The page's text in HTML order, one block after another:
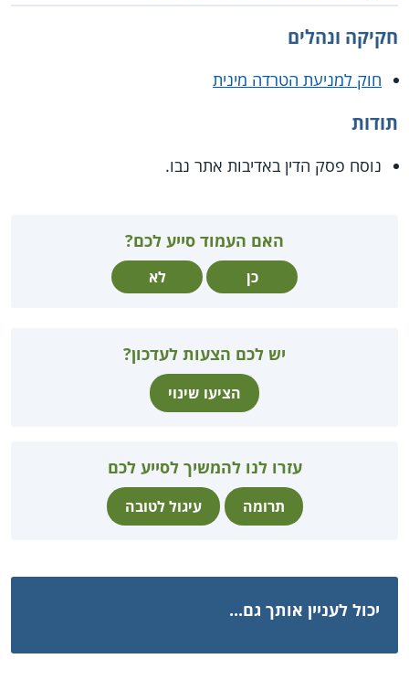
חקיקה ונהלים
חוק למניעת הטרדה מינית
תודות
נוסח פסק הדין באדיבות אתר נבו.
האם העמוד סייע לכם?
כן לא
יש לכם הצעות לעדכון?
הציעו שינוי
עזרו לנו להמשיך לסייע לכם
תרומה עיגול לטובה
יכול לעניין אותך גם...